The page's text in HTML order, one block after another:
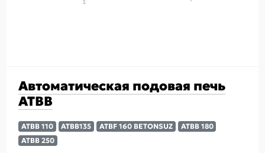
Автоматическая подовая печь
ATBB
ATBB 110 ATBB135 ATBF 160 BETONSUZ
ATBB 180
ATBB 250